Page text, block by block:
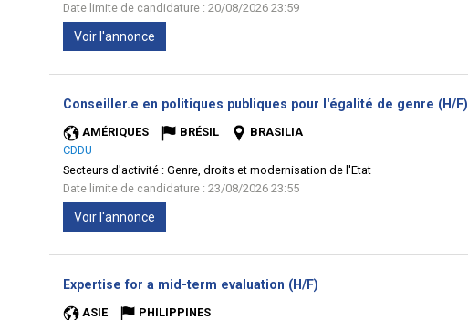
Date limite de candidature : 20/08/2026 23:59
Voir l'annonce
Conseiller.e en politiques publiques pour l'égalité de genre (H/F)
AMÉRIQUES BRÉSIL
BRASILIA
CDDU
Secteurs d'activité : Genre, droits et modernisation de l'Etat
Date limite de candidature : 23/08/2026 23:55
Voir l'annonce
Expertise for a mid-term evaluation (H/F)
ASIE
PHILIPPINES